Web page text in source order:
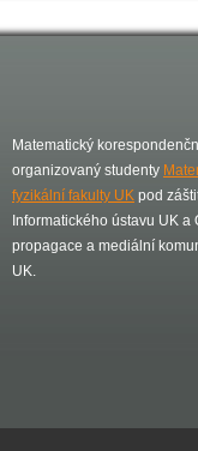
Matematický
organizovaný studenty
fyzikální fakulty UK pod
Informatického ústavu UK a
propagace a mediální
UK.